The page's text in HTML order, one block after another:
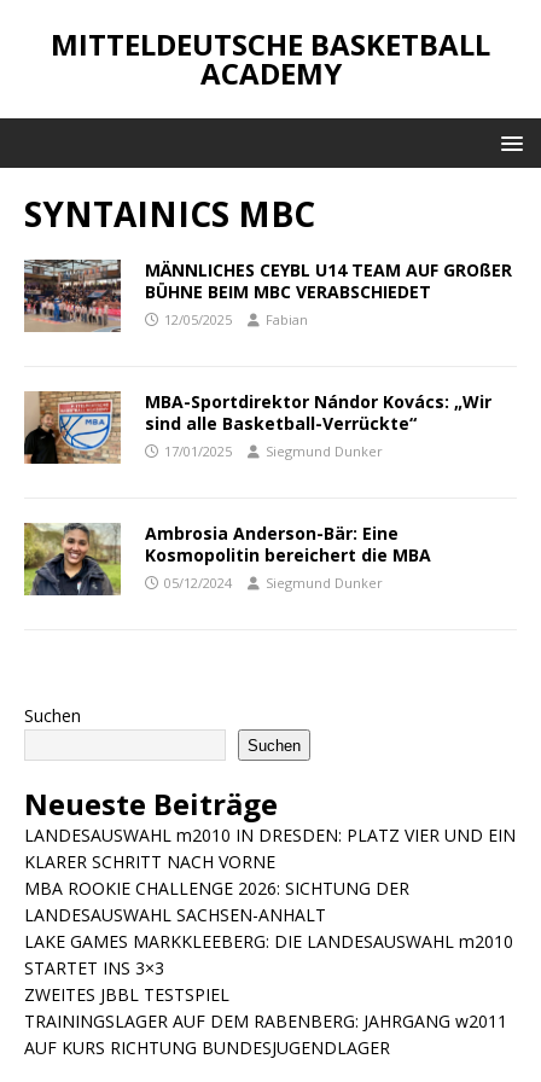
MITTELDEUTSCHE BASKETBALL
ACADEMY
SYNTAINICS MBC
MÄNNLICHES CEYBL U14 TEAM AUF GROßER
BÜHNE BEIM MBC VERABSCHIEDET
12/05/2025 Fabian
MBA-Sportdirektor Nándor Kovács: „Wir
sind alle Basketball-Verrückte“
17/01/2025 Siegmund Dunker
Ambrosia Anderson-Bär: Eine
Kosmopolitin bereichert die MBA
05/12/2024 Siegmund Dunker
Suchen
Suchen
Neueste Beiträge
LANDESAUSWAHL m2010 IN DRESDEN: PLATZ VIER UND EIN
KLARER SCHRITT NACH VORNE
MBA ROOKIE CHALLENGE 2026: SICHTUNG DER
LANDESAUSWAHL SACHSEN-ANHALT
LAKE GAMES MARKKLEEBERG: DIE LANDESAUSWAHL m2010
STARTET INS 3×3
ZWEITES JBBL TESTSPIEL
TRAININGSLAGER AUF DEM RABENBERG: JAHRGANG w2011
AUF KURS RICHTUNG BUNDESJUGENDLAGER